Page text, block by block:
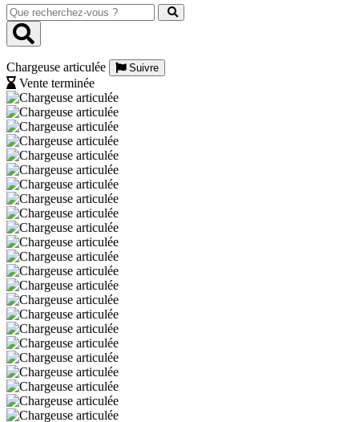
Que
recherchez-
vous
Chargeuse articulée
Suivre
Vente terminée